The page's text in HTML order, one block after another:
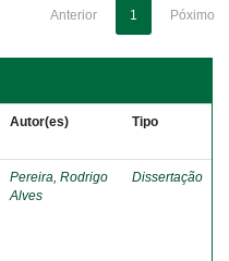
Anterior 1 Póximo
Autor(es) Tipo
Pereira, Rodrigo
Alves
Dissertação